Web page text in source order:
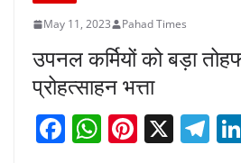
May 11, 2023 Pahad Times
उपनल कर्मियों को बड़ा
प्रोहत्साहन भत्ता
F W Pi X T